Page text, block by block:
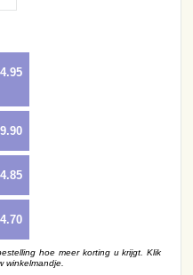
hoe meer korting u krijgt. Klik
winkelmandje.